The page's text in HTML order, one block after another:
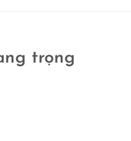
trọng